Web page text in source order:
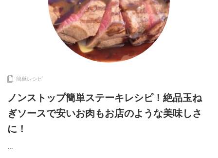
簡単レシピ
ノンストップ簡単ステーキレシピ！絶品玉ね
ぎソースで安いお肉もお店のような美味しさ
に！
…